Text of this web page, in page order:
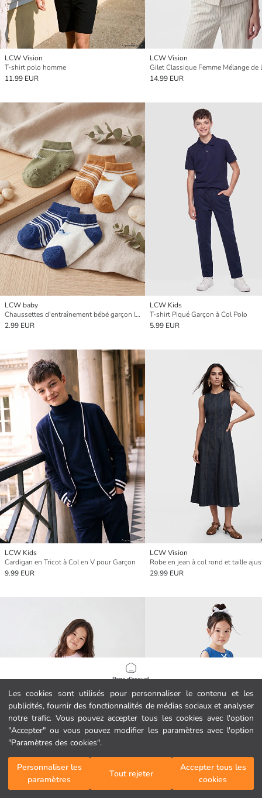
Les cookies sont utilisés pour personnaliser le contenu et les
publicités, fournir des fonctionnalités de médias sociaux et analyser
notre trafic. Vous pouvez accepter tous les cookies avec l'option
"Accepter" ou vous pouvez modifier les paramètres avec l'option
"Paramètres des cookies".
Personnaliser les
paramètres
Tout rejeter
Accepter tous les
cookies
Page d'accueil
Catégories
Mon panier
LCW Vision
T-shirt polo homme
11.99 EUR
LCW Vision
Gilet Classique Femme Mélange de
14.99 EUR
LCW baby
Chaussettes d'entraînement bébé garçon lot de 5
2.99 EUR
LCW Kids
T-shirt Piqué Garçon à Col Polo
5.99 EUR
LCW Kids
Cardigan en Tricot à Col en V pour Garçon
9.99 EUR
LCW Vision
Robe en jean à col rond et taille
29.99 EUR
22008